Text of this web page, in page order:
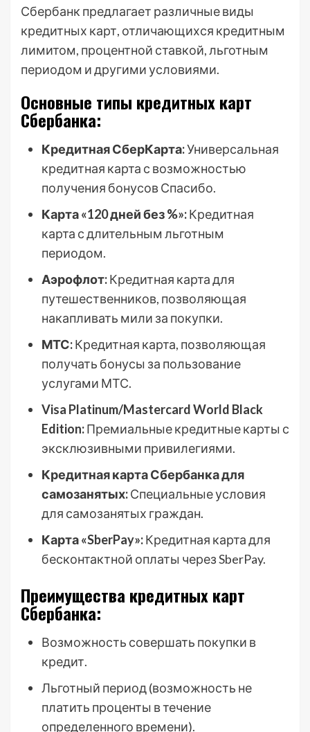
Сбербанк предлагает различные виды
кредитных карт, отличающихся кредитным
лимитом, процентной ставкой, льготным
периодом и другими условиями.
Основные типы кредитных карт
Сбербанка:
Кредитная СберКарта:Универсальная
кредитная карта с возможностью
получения бонусов Спасибо.
Карта «120 дней без %»:Кредитная
карта с длительным льготным
периодом.
Аэрофлот:Кредитная карта для
путешественников, позволяющая
накапливать мили за покупки.
МТС:Кредитная карта, позволяющая
получать бонусы за пользование
услугами МТС.
Visa Platinum/Mastercard World Black
Edition:Премиальные кредитные карты с
эксклюзивными привилегиями.
Кредитная карта Сбербанка для
самозанятых:Специальные условия
для самозанятых граждан.
Карта «SberPay»:Кредитная карта для
бесконтактной оплаты через SberPay.
Преимущества кредитных карт
Сбербанка:
Возможность совершать покупки в
кредит.
Льготный период (возможность не
платить проценты в течение
определенного времени).